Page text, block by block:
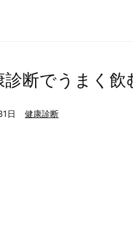
断でうまく飲
日 健康診断